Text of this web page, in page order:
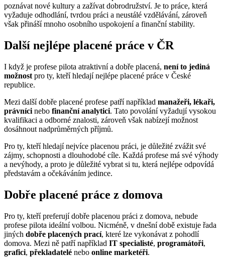
poznávat nové kultury a zažívat dobrodružství. Je to práce, která
vyžaduje odhodlání, tvrdou práci a neustálé vzdělávání, zároveň
však přináší mnoho osobního uspokojení a finanční stability.
Další nejlépe placené práce v ČR
I když je profese pilota atraktivní a dobře placená, není to jediná
možnost pro ty, kteří hledají nejlépe placené práce v České
republice.
Mezi další dobře placené profese patří například manažeři, lékaři,
právníci nebo finanční analytici. Tato povolání vyžadují vysokou
kvalifikaci a odborné znalosti, zároveň však nabízejí možnost
dosáhnout nadprůměrných příjmů.
Pro ty, kteří hledají nejvíce placenou práci, je důležité zvážit své
zájmy, schopnosti a dlouhodobé cíle. Každá profese má své výhody
a nevýhody, a proto je důležité vybrat si tu, která nejlépe odpovídá
představám a očekáváním jedince.
Dobře placené práce z domova
Pro ty, kteří preferují dobře placenou práci z domova, nebude
profese pilota ideální volbou. Nicméně, v dnešní době existuje řada
jiných dobře placených prací, které lze vykonávat z pohodlí
domova. Mezi ně patří například IT specialisté, programátoři,
grafici, překladatelé nebo online marketéři.